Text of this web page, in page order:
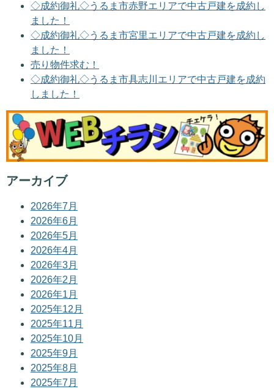
◇成約御礼◇うるま市赤野エリアで中古戸建を成約し
ました！
◇成約御礼◇うるま市宮里エリアで中古戸建を成約し
ました！
売り物件求む！
◇成約御礼◇うるま市具志川エリアで中古戸建を成約
しました！
アーカイブ
2026年7月
2026年6月
2026年5月
2026年4月
2026年3月
2026年2月
2026年1月
2025年12月
2025年11月
2025年10月
2025年9月
2025年8月
2025年7月